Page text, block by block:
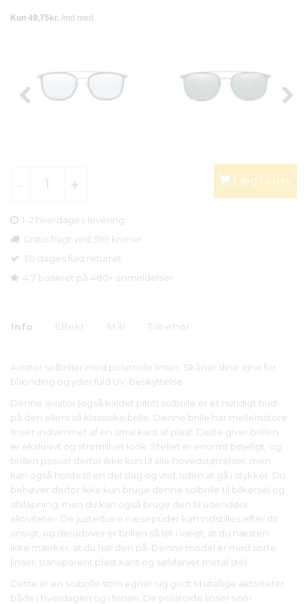
Læg i kurv
1-2 hverdages levering
Gratis fragt ved 399 kroner
30 dages fuld returret
4,7 baseret på 480+ anmeldelser
Info Effekt Mål Tilbehør
Aviator solbriller med polaroide linser. Skåner dine øjne for
blænding og yder fuld UV-beskyttelse
Denne aviator (også kaldet pilot) solbrille er et nutidigt bud
på den ellers så klassiske brille. Denne brille har mellemstore
linser indrammet af en smal kant af plast. Dette giver brillen
er ekslusivt og strømlinet look. Stellet er enormt bøjeligt, og
brillen passer derfor ikke kun til alle hovedstørrelser, men
kan også holde til en del slag og vrid, uden at gå i stykker. Du
behøver derfor ikke kun bruge denne solbrille til bilkørsel og
afslapning, men du kan også bruge den til udendørs
aktiviteter. De justerbare næsepuder kan indstilles efter dit
ansigt, og derudover er brillen så let i vægt, at du næsten
ikke mærker, at du har den på. Denne model er med sorte
linser, transparent plast kant og sølvfarvet metal stel.
Dette er en solbrille som egner sig godt til utallige aktiviteter
både i hverdagen og i ferien. De polaroide linser som